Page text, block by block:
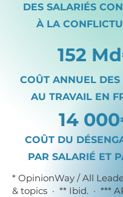
DES SALARIÉS
À LA
152
COÛT ANNUEL DES
AU TRAVAIL EN
14
COÛT DU
PAR SALARIÉ ET
* OpinionWay / All
& topics · ** Ibid. · ***